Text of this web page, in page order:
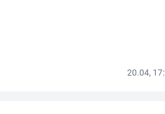
20.04,